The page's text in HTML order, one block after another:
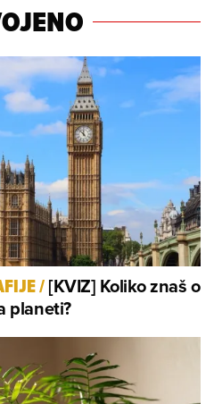
/[KVIZ] Koliko znaš o
planeti?